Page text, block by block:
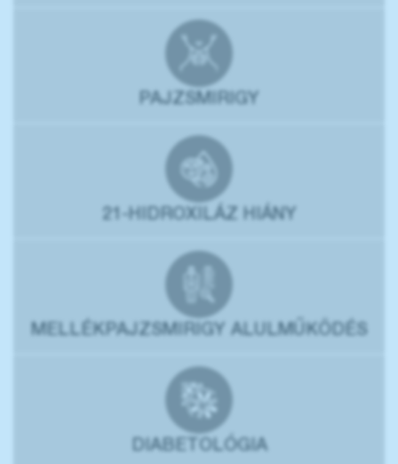
PAJZSMIRIGY
21-HIDROXILÁZ HIÁNY
MELLÉKPAJZSMIRIGY ALULMŰKÖDÉS
DIABETOLÓGIA